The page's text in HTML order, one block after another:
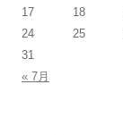
17
18
24
25
31
« 7月